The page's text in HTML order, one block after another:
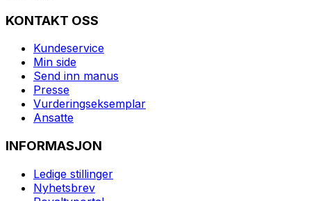
KONTAKT OSS
Kundeservice
Min side
Send inn manus
Presse
Vurderingseksemplar
Ansatte
INFORMASJON
Ledige stillinger
Nyhetsbrev